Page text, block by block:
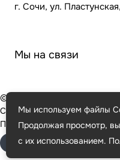
г. Сочи, ул.
Мы на связи
© 2000 - 2026 Стекло Сочи
Стеклянные двери, перила и
Политика
Быстро с 1С-Битрикс
Мы используем файлы
Продолжая просмотр,
с их использованием.